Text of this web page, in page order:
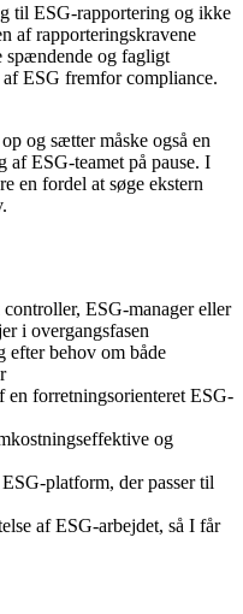
til ESG-rapportering og ikke
af rapporteringskravene
spændende og fagligt
ESG fremfor compliance.
og sætter måske også en
ESG-teamet på pause. I
en fordel at søge ekstern
ESG-manager eller
i overgangsfasen
efter behov om både
forretningsorienteret ESG-
og
platform, der passer til
af ESG-arbejdet, så I får